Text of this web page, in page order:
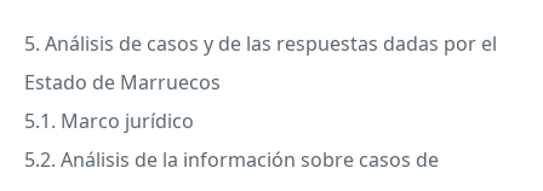
5. Análisis de casos y de las respuestas dadas por el
Estado de Marruecos
5.1. Marco jurídico
5.2. Análisis de la información sobre casos de